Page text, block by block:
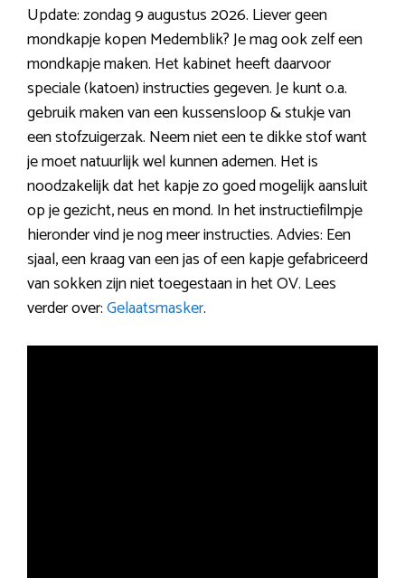
Update: zondag 9 augustus 2026. Liever geen
mondkapje kopen Medemblik? Je mag ook zelf een
mondkapje maken. Het kabinet heeft daarvoor
speciale (katoen) instructies gegeven. Je kunt o.a.
gebruik maken van een kussensloop & stukje van
een stofzuigerzak. Neem niet een te dikke stof want
je moet natuurlijk wel kunnen ademen. Het is
noodzakelijk dat het kapje zo goed mogelijk aansluit
op je gezicht, neus en mond. In het instructiefilmpje
hieronder vind je nog meer instructies. Advies: Een
sjaal, een kraag van een jas of een kapje gefabriceerd
van sokken zijn niet toegestaan in het OV. Lees
verder over:Gelaatsmasker.